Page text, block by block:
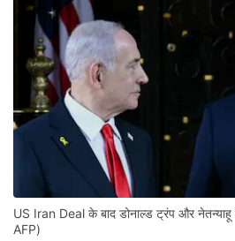
US Iran Deal के बाद डोनाल्ड ट्रंप और
AFP)